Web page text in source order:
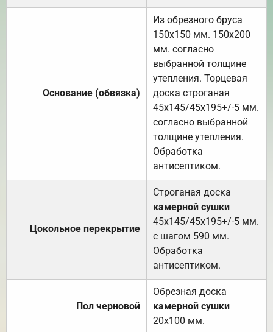
Основание (обвязка)
Из обрезного бруса
150х150 мм. 150х200
мм. согласно
выбранной толщине
утепления. Торцевая
доска строганая
45х145/45х195+/-5 мм.
согласно выбранной
толщине утепления.
Обработка
антисептиком.
Цокольное перекрытие
Строганая доска
камерной сушки
45х145/45х195+/-5 мм.
с шагом 590 мм.
Обработка
антисептиком.
Пол черновой
Обрезная доска
камерной сушки
20х100 мм.